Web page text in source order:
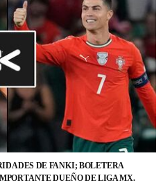
DE FANKI; BOLETERA
DUEÑO DE LIGA MX.